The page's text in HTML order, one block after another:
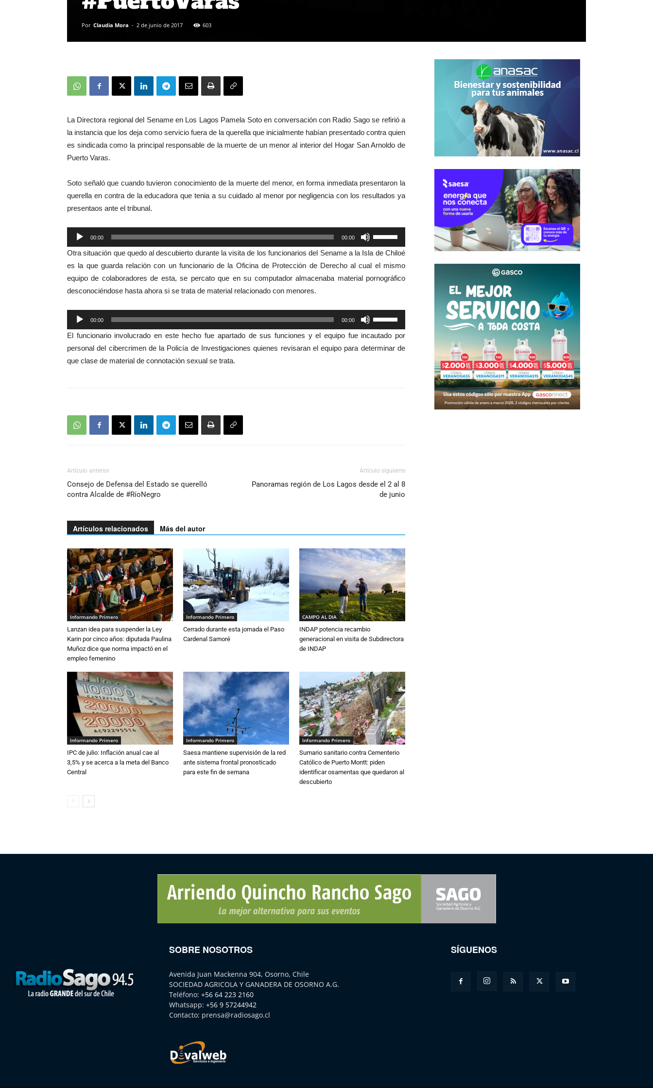
Por Claudia Mora - 2 de junio de 2017 603
La Directora regional del Sename en Los Lagos Pamela Soto en conversación con Radio Sago se refirió a
la instancia que los deja como servicio fuera de la querella que inicialmente habían presentado contra quien
es sindicada como la principal responsable de la muerte de un menor al interior del Hogar San Arnoldo de
Puerto Varas.
Soto señaló que cuando tuvieron conocimiento de la muerte del menor, en forma inmediata presentaron la
querella en contra de la educadora que tenia a su cuidado al menor por negligencia con los resultados ya
presentaos ante el tribunal.
Reproductor
de
audio
00:00 00:00
las
teclas
de
flecha
para
aumentar
o
disminuir
Otra situación que quedo al descubierto durante la visita de los funcionarios del Sename a la Isla de Chiloé
es la que guarda relación con un funcionario de la Oficina de Protección de Derecho al cual el mismo
equipo de colaboradores de esta, se percato que en su computador almacenaba material pornográfico
desconociéndose hasta ahora si se trata de material relacionado con menores.
Reproductor
de
audio
00:00 00:00
las
teclas
de
El funcionario involucrado en este hecho fue apartado de sus funciones y el equipo fue incautado por
personal del cibercrimen de la Policía de Investigaciones quienes revisaran el equipo para determinar de
que clase de material de connotación sexual se trata.
Artículo anterior
Consejo de Defensa del Estado se querelló
contra Alcalde de #RíoNegro
Artículo siguiente
Panoramas región de Los Lagos desde el 2 al 8
de junio
Artículos relacionados Más del autor
Informando Primero
Lanzan idea para suspender la Ley
Karin por cinco años: diputada Paulina
Muñoz dice que norma impactó en el
empleo femenino
Informando Primero
Cerrado durante esta jornada el Paso
Cardenal Samoré
CAMPO AL DIA
INDAP potencia recambio
generacional en visita de Subdirectora
de INDAP
Informando Primero
IPC de julio: Inflación anual cae al
3,5% y se acerca a la meta del Banco
Central
Informando Primero
Saesa mantiene supervisión de la red
ante sistema frontal pronosticado
para este fin de semana
Informando Primero
Sumario sanitario contra Cementerio
Católico de Puerto Montt: piden
identificar osamentas que quedaron al
descubierto
SOBRE NOSOTROS
Avenida Juan Mackenna 904, Osorno, Chile
SOCIEDAD AGRICOLA Y GANADERA DE OSORNO A.G.
Teléfono: +56 64 223 2160
Whatsapp: +56 9 57244942
Contacto: prensa@radiosago.cl
SÍGUENOS